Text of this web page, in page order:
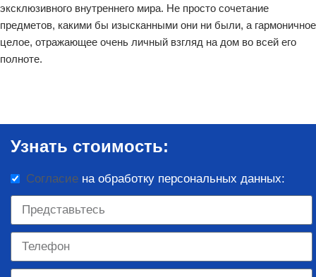
эксклюзивного внутреннего мира. Не просто сочетание
предметов, какими бы изысканными они ни были, а гармоничное
целое, отражающее очень личный взгляд на дом во всей его
полноте.
Узнать стоимость:
Согласие на обработку персональных данных: